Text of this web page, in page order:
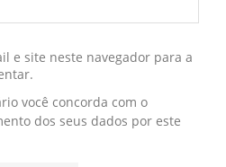
e site neste navegador para a
você concorda com o
dos seus dados por este